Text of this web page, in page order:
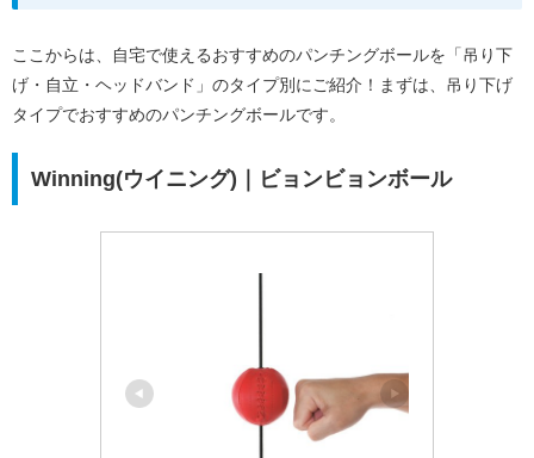
ここからは、自宅で使えるおすすめのパンチングボールを「吊り下
げ・自立・ヘッドバンド」のタイプ別にご紹介！まずは、吊り下げ
タイプでおすすめのパンチングボールです。
Winning(ウイニング)｜ビョンビョンボール